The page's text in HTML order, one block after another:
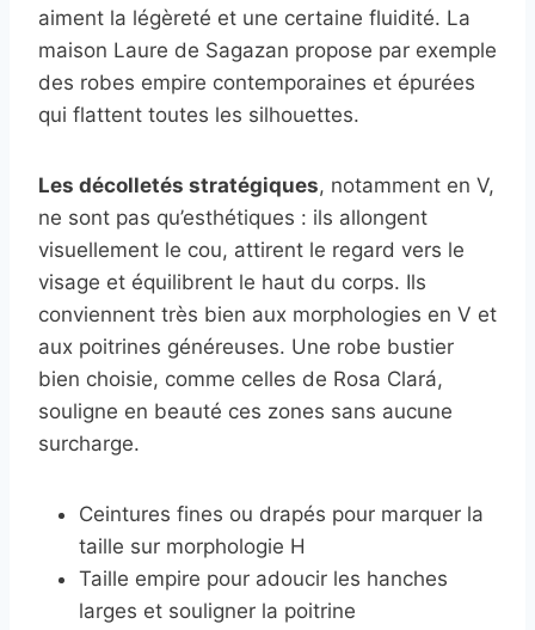
aiment la légèreté et une certaine fluidité. La
maison Laure de Sagazan propose par exemple
des robes empire contemporaines et épurées
qui flattent toutes les silhouettes.
Les décolletés stratégiques, notamment en V,
ne sont pas qu’esthétiques : ils allongent
visuellement le cou, attirent le regard vers le
visage et équilibrent le haut du corps. Ils
conviennent très bien aux morphologies en V et
aux poitrines généreuses. Une robe bustier
bien choisie, comme celles de Rosa Clará,
souligne en beauté ces zones sans aucune
surcharge.
Ceintures fines ou drapés pour marquer la
taille sur morphologie H
Taille empire pour adoucir les hanches
larges et souligner la poitrine